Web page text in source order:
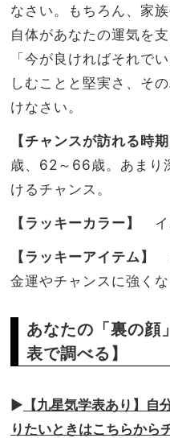
なさい。もちろん、家
自体があなたの運気を
「今が良ければそれで
しむことと堅実さ、そ
けなさい。
【チャンスが訪れる時
歳、 62 ～ 66歳。あまり
けるチャンス。
【ラッキーカラー】
イ
【ラッキーアイテム】
金運やチャンスに強く
あなたの「裏の顔
表で調べる】
▶ 【九星気学表あり】自
りたいときはこちらから